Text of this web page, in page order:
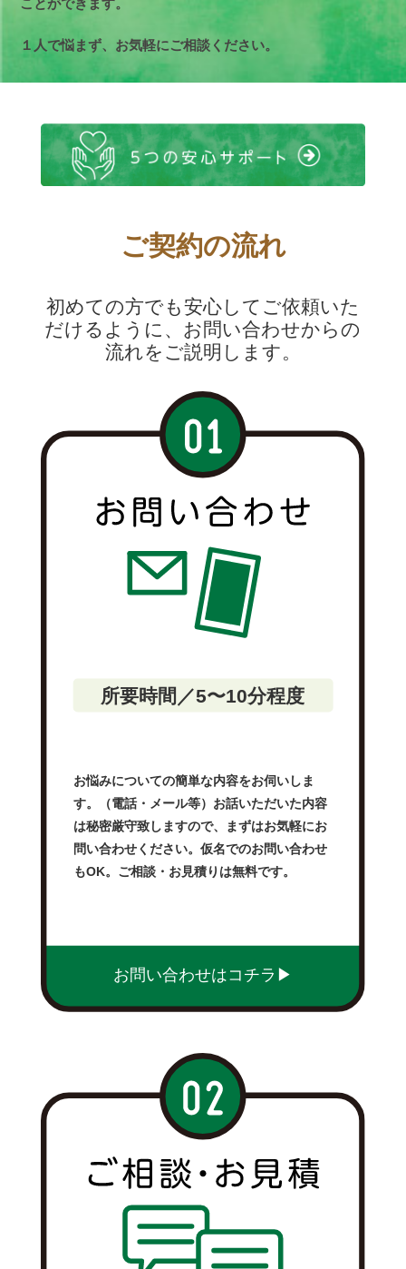
１人で悩まず、お気軽にご相談ください。
ご契約の流れ
初めての方でも安心してご依頼いた
だけるように、お問い合わせからの
流れをご説明します。
所要時間／5〜10分程度
お悩みについての簡単な内容をお伺いしま
す。（電話・メール等）お話いただいた内容
は秘密厳守致しますので、まずはお気軽にお
問い合わせください。仮名でのお問い合わせ
もOK。ご相談・お見積りは無料です。
お問い合わせはコチラ▶︎